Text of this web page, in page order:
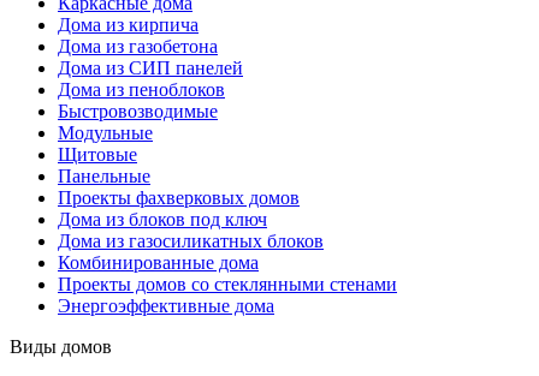
Дома из кирпича
Дома из газобетона
Дома из СИП панелей
Дома из пеноблоков
Быстровозводимые
Модульные
Щитовые
Панельные
Проекты фахверковых домов
Дома из блоков под ключ
Дома из газосиликатных блоков
Комбинированные дома
Проекты домов со стеклянными стенами
Энергоэффективные дома
Виды домов